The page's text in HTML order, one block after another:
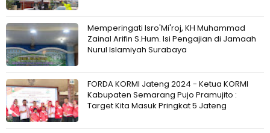
Memperingati Isro'Mi'roj, KH Muhammad
Zainal Arifin S.Hum. Isi Pengajian di Jamaah
Nurul Islamiyah Surabaya
FORDA KORMI Jateng 2024 - Ketua KORMI
Kabupaten Semarang Pujo Pramujito :
Target Kita Masuk Pringkat 5 Jateng